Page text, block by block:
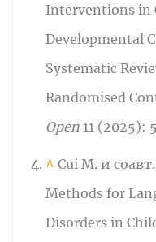
Interventions in
Developmental
Systematic
Randomised
Open 11 (2025):
^ Cui M. и
Methods for
Disorders in